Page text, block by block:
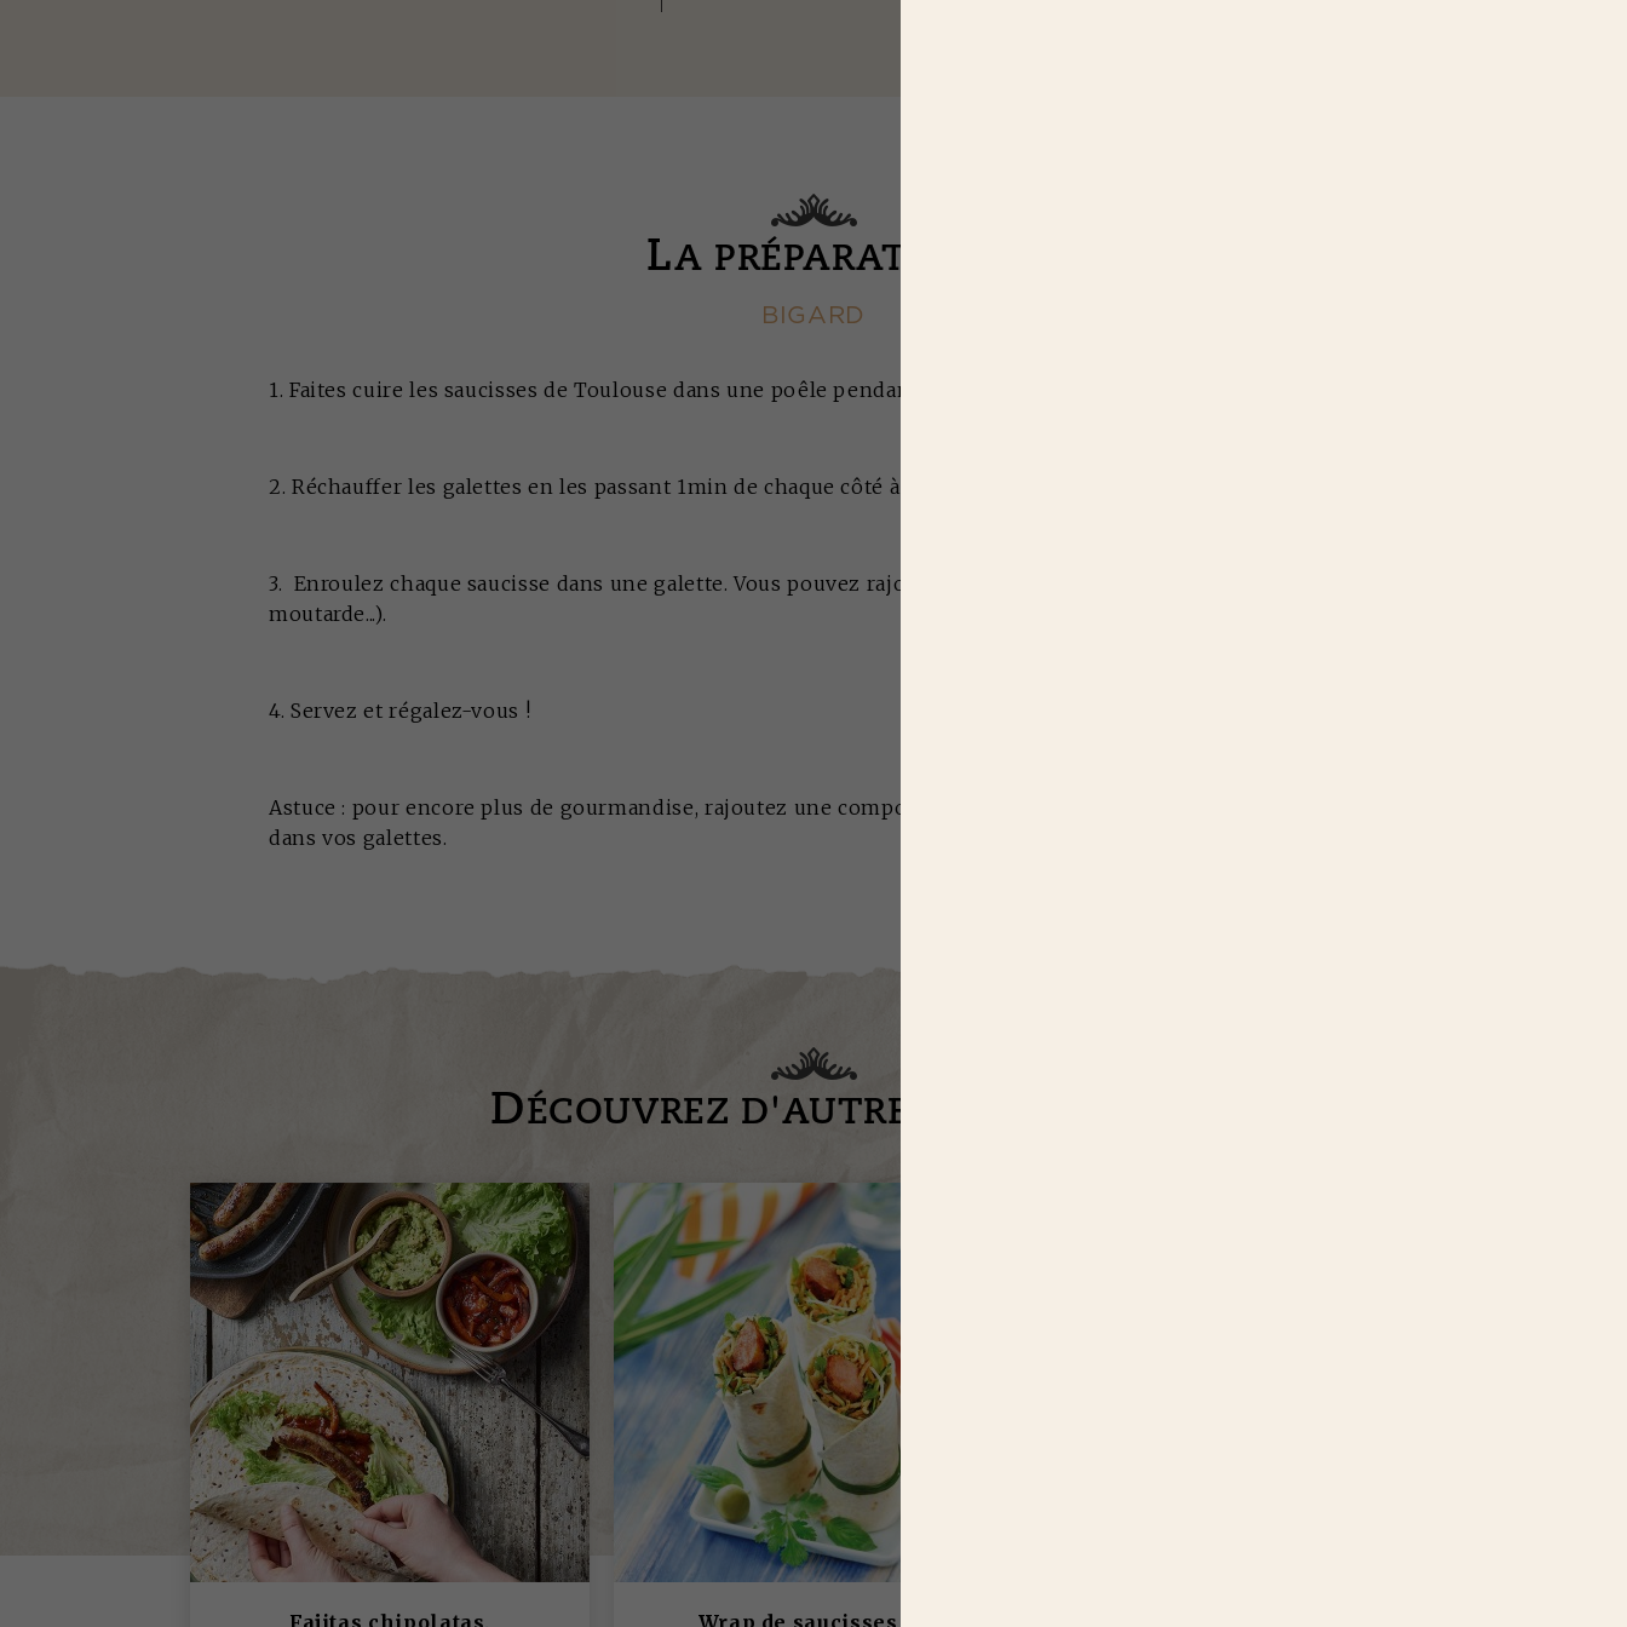
LA PRÉPARATION
BIGARD
1. Faites cuire les saucisses de Toulouse dans une poêle pendant 15min.
2. Réchauffer les galettes en les passant 1min de chaque côté à la poêle.
3. Enroulez chaque saucisse dans une galette. Vous pouvez rajouter à votre goût des sauces (ketchup,
moutarde...).
4. Servez et régalez-vous !
Astuce : pour encore plus de gourmandise, rajoutez une compotée d'oignons et/ou de l'emmental râpé
dans vos galettes.
DÉCOUVREZ D'AUTRES RECETTES
Fajitas chipolatas,
Wrap de saucisses ou